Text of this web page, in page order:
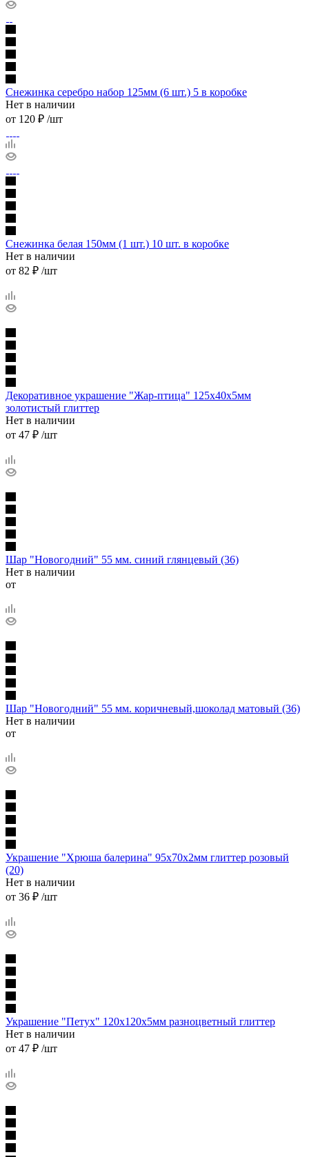
Снежинка серебро набор 125мм (6 шт.) 5 в коробке
Нет в наличии
от 120 ₽ /шт
Снежинка белая 150мм (1 шт.) 10 шт. в коробке
Нет в наличии
от 82 ₽ /шт
Декоративное украшение "Жар-птица" 125х40х5мм
золотистый глиттер
Нет в наличии
от 47 ₽ /шт
Шар "Новогодний" 55 мм. синий глянцевый (36)
Нет в наличии
от
Шар "Новогодний" 55 мм. коричневый,шоколад матовый (36)
Нет в наличии
от
Украшение "Хрюша балерина" 95х70х2мм глиттер розовый
(20)
Нет в наличии
от 36 ₽ /шт
Украшение "Петух" 120х120х5мм разноцветный глиттер
Нет в наличии
от 47 ₽ /шт